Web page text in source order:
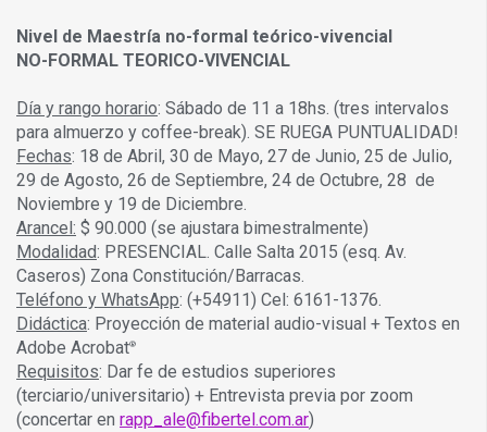
Nivel de Maestría no-formal teórico-vivencial
NO-FORMAL TEORICO-VIVENCIAL
Día y rango horario: Sábado de 11 a 18hs. (tres intervalos
para almuerzo y coffee-break). SE RUEGA PUNTUALIDAD!
Fechas: 18 de Abril, 30 de Mayo, 27 de Junio, 25 de Julio,
29 de Agosto, 26 de Septiembre, 24 de Octubre, 28 de
Noviembre y 19 de Diciembre.
Arancel: $ 90.000 (se ajustara bimestralmente)
Modalidad: PRESENCIAL. Calle Salta 2015 (esq. Av.
Caseros) Zona Constitución/Barracas.
Teléfono y WhatsApp: (+54911) Cel: 6161-1376.
Didáctica: Proyección de material audio-visual + Textos en
Adobe Acrobat®
Requisitos: Dar fe de estudios superiores
(terciario/universitario) + Entrevista previa por zoom
(concertar en rapp_ale@fibertel.com.ar)